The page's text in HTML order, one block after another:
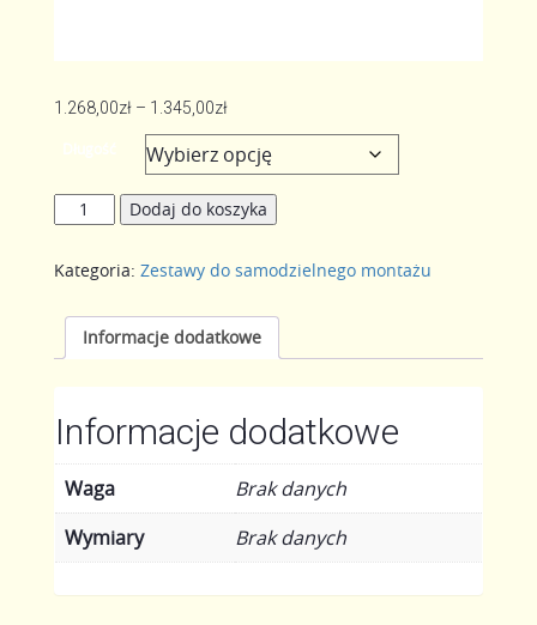
1.268,00zł – 1.345,00złZakres
cen:
od
1.268,00zł
do
ilość
Zestaw
ruchomego
Dodaj do koszyka
Kategoria: Zestawy do samodzielnego montażu
Informacje dodatkowe
Informacje dodatkowe
Waga
Brak danych
Wymiary
Brak danych